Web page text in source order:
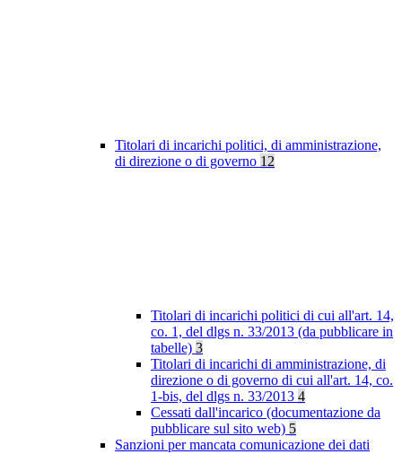
Titolari di incarichi politici, di amministrazione,
di direzione o di governo 12
Titolari di incarichi politici di cui all'art. 14,
co. 1, del dlgs n. 33/2013 (da pubblicare in
tabelle) 3
Titolari di incarichi di amministrazione, di
direzione o di governo di cui all'art. 14, co.
1-bis, del dlgs n. 33/2013 4
Cessati dall'incarico (documentazione da
pubblicare sul sito web) 5
Sanzioni per mancata comunicazione dei dati